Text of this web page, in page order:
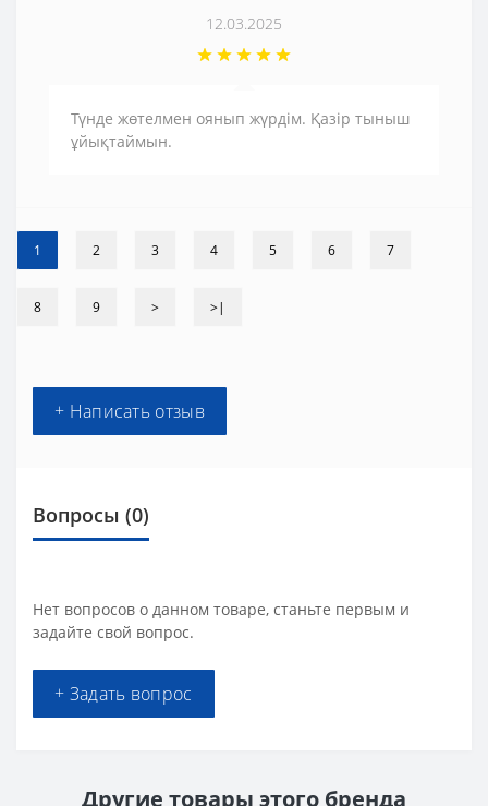
12.03.2025
Түнде жөтелмен оянып жүрдім. Қазір тыныш
ұйықтаймын.
1 2 3 4 5 6 7
8 9 > >|
+ Написать отзыв
Вопросы (0)
Нет вопросов о данном товаре, станьте первым и
задайте свой вопрос.
+ Задать вопрос
Другие товары этого бренда